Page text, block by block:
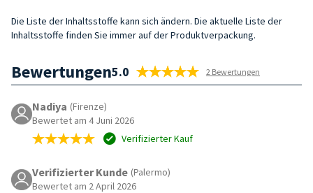
Die Liste der Inhaltsstoffe kann sich ändern. Die aktuelle Liste der
Inhaltsstoffe finden Sie immer auf der Produktverpackung.
Bewertungen5.0 2 Bewertungen
Nadiya (Firenze)
Bewertet am 4 Juni 2026
Verifizierter Kauf
Verifizierter Kunde (Palermo)
Bewertet am 2 April 2026